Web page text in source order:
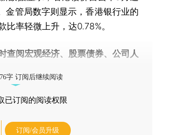
金管局数字则显示，香港银行业的
比率轻微上升，达0.78%。
查阅宏观经济、股票债券、公司人
字 订阅后继续阅读
已订阅的阅读权限
订阅/会员升级